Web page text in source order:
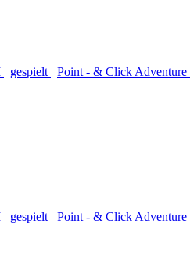
gespielt Point - & Click Adventure
gespielt Point - & Click Adventure